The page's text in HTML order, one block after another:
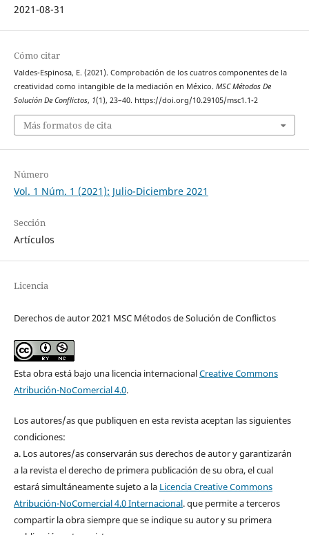
2021-08-31
Cómo citar
Valdes-Espinosa, E. (2021). Comprobación de los cuatros componentes de la
creatividad como intangible de la mediación en México. MSC Métodos De
Solución De Conflictos, 1(1), 23–40. https://doi.org/10.29105/msc1.1-2
Más formatos de cita
Número
Vol. 1 Núm. 1 (2021): Julio-Diciembre 2021
Sección
Artículos
Licencia
Derechos de autor 2021 MSC Métodos de Solución de Conflictos
Esta obra está bajo una licencia internacionalCreative Commons
Atribución-NoComercial 4.0.
Los autores/as que publiquen en esta revista aceptan las siguientes
condiciones:
a. Los autores/as conservarán sus derechos de autor y garantizarán
a la revista el derecho de primera publicación de su obra, el cual
estará simultáneamente sujeto a la Licencia Creative Commons
Atribución-NoComercial 4.0 Internacional. que permite a terceros
compartir la obra siempre que se indique su autor y su primera